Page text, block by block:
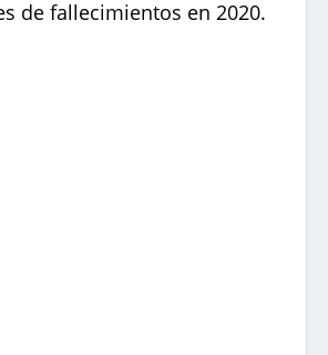
de fallecimientos en 2020.